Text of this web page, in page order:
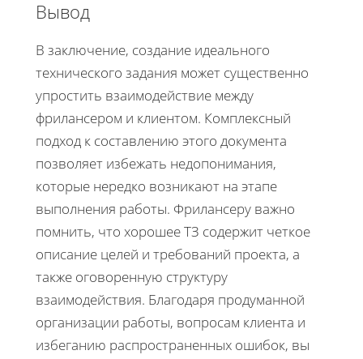
Вывод
В заключение, создание идеального
технического задания может существенно
упростить взаимодействие между
фрилансером и клиентом. Комплексный
подход к составлению этого документа
позволяет избежать недопонимания,
которые нередко возникают на этапе
выполнения работы. Фрилансеру важно
помнить, что хорошее ТЗ содержит четкое
описание целей и требований проекта, а
также оговоренную структуру
взаимодействия. Благодаря продуманной
организации работы, вопросам клиента и
избеганию распространенных ошибок, вы